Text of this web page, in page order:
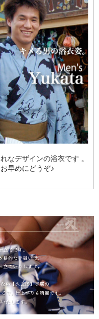
なデザインの浴衣です 。
早めにどうぞ♪